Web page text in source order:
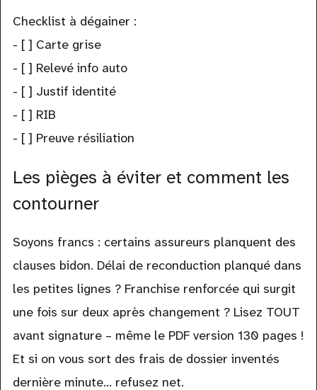
Checklist à dégainer :
- [ ] Carte grise
- [ ] Relevé info auto
- [ ] Justif identité
- [ ] RIB
- [ ] Preuve résiliation
Les pièges à éviter et comment les
contourner
Soyons francs : certains assureurs planquent des
clauses bidon. Délai de reconduction planqué dans
les petites lignes ? Franchise renforcée qui surgit
une fois sur deux après changement ? Lisez TOUT
avant signature – même le PDF version 130 pages !
Et si on vous sort des frais de dossier inventés
dernière minute... refusez net.